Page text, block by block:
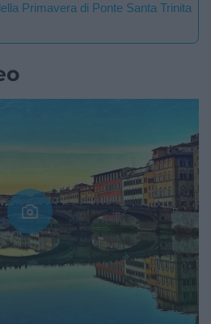
Primavera di Ponte Santa Trinita